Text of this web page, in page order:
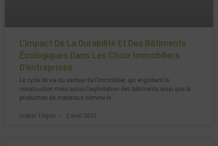
L’impact De La Durabilité Et Des Bâtiments
Écologiques Dans Les Choix Immobiliers
D’entreprises
Le cycle de vie du secteur de l’immobilier, qui englobent la
construction mais aussi l’exploitation des bâtiments ainsi que la
production de matériaux comme le
Isabel Trigon 2 avril 2025